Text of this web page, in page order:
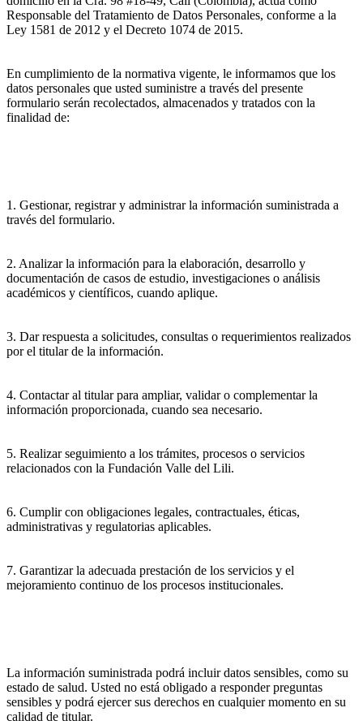
Responsable del Tratamiento de Datos Personales, conforme a la
Ley 1581 de 2012 y el Decreto 1074 de 2015.
En cumplimiento de la normativa vigente, le informamos que los
datos personales que usted suministre a través del presente
formulario serán recolectados, almacenados y tratados con la
finalidad de:
1. Gestionar, registrar y administrar la información suministrada a
través del formulario.
2. Analizar la información para la elaboración, desarrollo y
documentación de casos de estudio, investigaciones o análisis
académicos y científicos, cuando aplique.
3. Dar respuesta a solicitudes, consultas o requerimientos realizados
por el titular de la información.
4. Contactar al titular para ampliar, validar o complementar la
información proporcionada, cuando sea necesario.
5. Realizar seguimiento a los trámites, procesos o servicios
relacionados con la Fundación Valle del Lili.
6. Cumplir con obligaciones legales, contractuales, éticas,
administrativas y regulatorias aplicables.
7. Garantizar la adecuada prestación de los servicios y el
mejoramiento continuo de los procesos institucionales.
La información suministrada podrá incluir datos sensibles, como su
estado de salud. Usted no está obligado a responder preguntas
sensibles y podrá ejercer sus derechos en cualquier momento en su
calidad de titular.